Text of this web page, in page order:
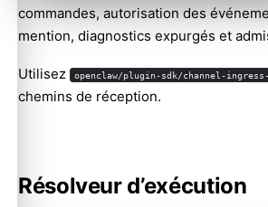
commandes, autorisation des
mention, diagnostics expurgés et
Utilisez openclaw/plugin-sdk/channel-
chemins de réception.
Résolveur d’exécution